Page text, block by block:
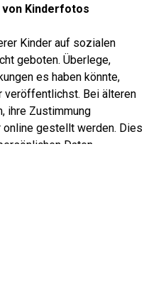
Kinderfotos
Kinder auf sozialen
geboten. Überlege,
es haben könnte,
veröffentlichst. Bei älteren
ihre Zustimmung
gestellt werden. Dies
Daten